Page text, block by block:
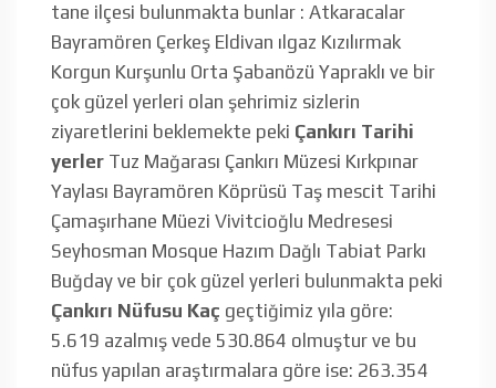
tane ilçesi bulunmakta bunlar : Atkaracalar
Bayramören Çerkeş Eldivan ılgaz Kızılırmak
Korgun Kurşunlu Orta Şabanözü Yapraklı ve bir
çok güzel yerleri olan şehrimiz sizlerin
ziyaretlerini beklemekte peki Çankırı Tarihi
yerler Tuz Mağarası Çankırı Müzesi Kırkpınar
Yaylası Bayramören Köprüsü Taş mescit Tarihi
Çamaşırhane Müezi Vivitcioğlu Medresesi
Seyhosman Mosque Hazım Dağlı Tabiat Parkı
Buğday ve bir çok güzel yerleri bulunmakta peki
Çankırı Nüfusu Kaç geçtiğimiz yıla göre:
5.619 azalmış vede 530.864 olmuştur ve bu
nüfus yapılan araştırmalara göre ise: 263.354